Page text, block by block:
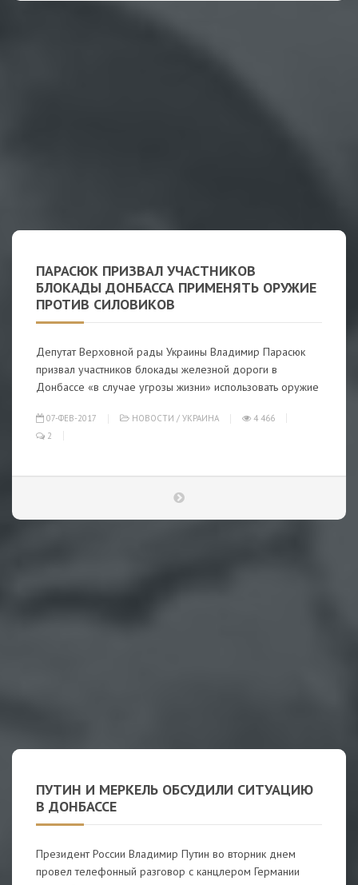
ПАРАСЮК ПРИЗВАЛ УЧАСТНИКОВ
БЛОКАДЫ ДОНБАССА ПРИМЕНЯТЬ ОРУЖИЕ
ПРОТИВ СИЛОВИКОВ
Депутат Верховной рады Украины Владимир Парасюк
призвал участников блокады железной дороги в
Донбассе «в случае угрозы жизни» использовать оружие
07-ФЕВ-2017 НОВОСТИ / УКРАИНА
4 466
2
ПУТИН И МЕРКЕЛЬ ОБСУДИЛИ СИТУАЦИЮ
В ДОНБАССЕ
Президент России Владимир Путин во вторник днем
провел телефонный разговор с канцлером Германии